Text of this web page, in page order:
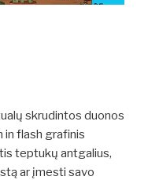
skrudintos duonos
in flash grafinis
teptukų antgalius,
ar įmesti savo